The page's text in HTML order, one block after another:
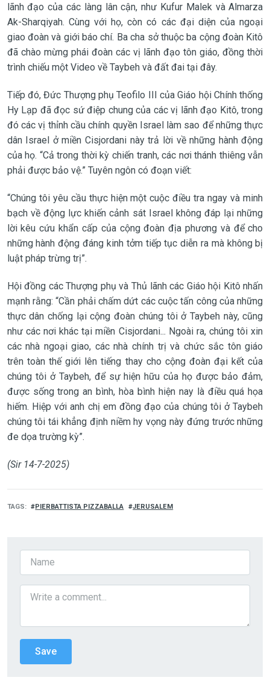
lãnh đạo của các làng lân cận, như Kufur Malek và Almarza
Ak-Sharqiyah. Cùng với họ, còn có các đại diện của ngoại
giao đoàn và giới báo chí. Ba cha sở thuộc ba cộng đoàn Kitô
đã chào mừng phái đoàn các vị lãnh đạo tôn giáo, đồng thời
trình chiếu một Video về Taybeh và đất đai tại đây.
Tiếp đó, Đức Thượng phụ Teofilo III của Giáo hội Chính thống
Hy Lạp đã đọc sứ điệp chung của các vị lãnh đạo Kitô, trong
đó các vị thỉnh cầu chính quyền Israel làm sao để những thực
dân Israel ở miền Cisjordani này trả lời về những hành động
của họ. “Cả trong thời kỳ chiến tranh, các nơi thánh thiêng vẫn
phải được bảo vệ.” Tuyên ngôn có đoạn viết:
“Chúng tôi yêu cầu thực hiện một cuộc điều tra ngay và minh
bạch về động lực khiến cảnh sát Israel không đáp lại những
lời kêu cứu khẩn cấp của cộng đoàn địa phương và để cho
những hành động đáng kinh tởm tiếp tục diễn ra mà không bị
luật pháp trừng trị”.
Hội đồng các Thượng phụ và Thủ lãnh các Giáo hội Kitô nhấn
mạnh rằng: “Cần phải chấm dứt các cuộc tấn công của những
thực dân chống lại cộng đoàn chúng tôi ở Taybeh này, cũng
như các nơi khác tại miền Cisjordani... Ngoài ra, chúng tôi xin
các nhà ngoại giao, các nhà chính trị và chức sắc tôn giáo
trên toàn thế giới lên tiếng thay cho cộng đoàn đại kết của
chúng tôi ở Taybeh, để sự hiện hữu của họ được bảo đảm,
được sống trong an bình, hòa bình hiện nay là điều quá họa
hiếm. Hiệp với anh chị em đồng đạo của chúng tôi ở Taybeh
chúng tôi tái khẳng định niềm hy vọng này đứng trước những
đe dọa trường kỳ”.
(Sir 14-7-2025)
TAGS PIERBATTISTA PIZZABALLA JERUSALEM